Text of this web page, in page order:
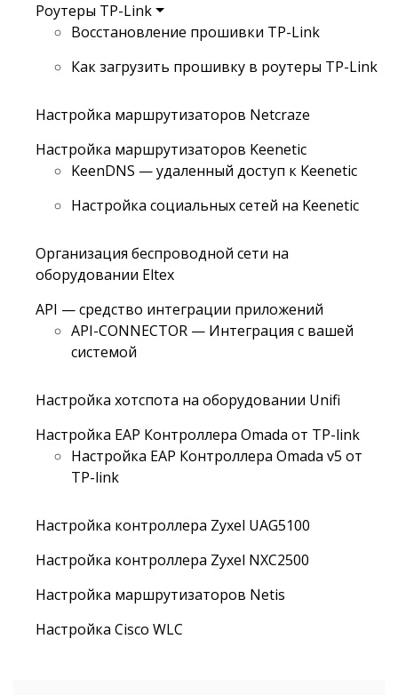
Роутеры TP-Link
Восстановление прошивки TP-Link
Как загрузить прошивку в роутеры TP-Link
Настройка маршрутизаторов Netcraze
Настройка маршрутизаторов Keenetic
KeenDNS — удаленный доступ к Keenetic
Настройка социальных сетей на Keenetic
Организация беспроводной сети на
оборудовании Eltex
API — средство интеграции приложений
API-CONNECTOR — Интеграция с вашей
системой
Настройка хотспота на оборудовании Unifi
Настройка EAP Контроллера Omada от TP-link
Настройка EAP Контроллера Omada v5 от
TP-link
Настройка контроллера Zyxel UAG5100
Настройка контроллера Zyxel NXC2500
Настройка маршрутизаторов Netis
Настройка Cisco WLC